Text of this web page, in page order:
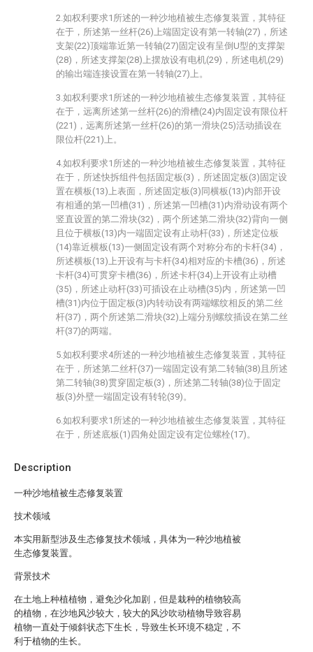
Description
一种沙地植被生态修复装置
技术领域
本实用新型涉及生态修复技术领域，具体为一种沙地植被
生态修复装置。
背景技术
在土地上种植植物，避免沙化加剧，但是栽种的植物较高
的植物，在沙地风沙较大，较大的风沙吹动植物导致容易
植物一直处于倾斜状态下生长，导致生长环境不稳定，不
利于植物的生长。
2.如权利要求1所述的一种沙地植被生态修复装置，其特征
在于，所述第一丝杆(26)上端固定设有第一转轴(27)，所述
支架(22)顶端靠近第一转轴(27)固定设有呈倒U型的支撑架
(28)，所述支撑架(28)上摆放设有电机(29)，所述电机(29)
的输出端连接设置在第一转轴(27)上。
3.如权利要求1所述的一种沙地植被生态修复装置，其特征
在于，远离所述第一丝杆(26)的滑槽(24)内固定设有限位杆
(221)，远离所述第一丝杆(26)的第一滑块(25)活动插设在
限位杆(221)上。
4.如权利要求1所述的一种沙地植被生态修复装置，其特征
在于，所述快拆组件包括固定板(3)，所述固定板(3)固定设
置在横板(13)上表面，所述固定板(3)同横板(13)内部开设
有相通的第一凹槽(31)，所述第一凹槽(31)内滑动设有两个
竖直设置的第二滑块(32)，两个所述第二滑块(32)背向一侧
且位于横板(13)内一端固定设有止动杆(33)，所述定位板
(14)靠近横板(13)一侧固定设有两个对称分布的卡杆(34)，
所述横板(13)上开设有与卡杆(34)相对应的卡槽(36)，所述
卡杆(34)可贯穿卡槽(36)，所述卡杆(34)上开设有止动槽
(35)，所述止动杆(33)可插设在止动槽(35)内，所述第一凹
槽(31)内位于固定板(3)内转动设有两端螺纹相反的第二丝
杆(37)，两个所述第二滑块(32)上端分别螺纹插设在第二丝
杆(37)的两端。
5.如权利要求4所述的一种沙地植被生态修复装置，其特征
在于，所述第二丝杆(37)一端固定设有第二转轴(38)且所述
第二转轴(38)贯穿固定板(3)，所述第二转轴(38)位于固定
板(3)外壁一端固定设有转轮(39)。
6.如权利要求1所述的一种沙地植被生态修复装置，其特征
在于，所述底板(1)四角处固定设有定位螺栓(17)。